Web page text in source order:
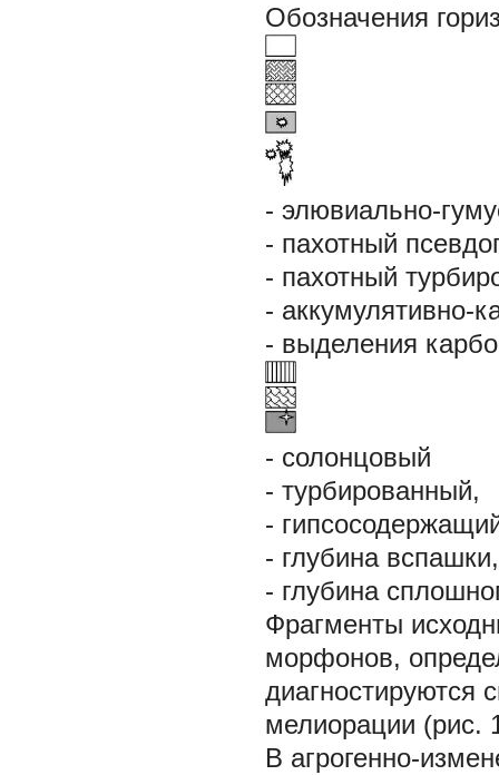
Обозначения
- элювиально-
- пахотный
- пахотный
- аккумулятивно-
- выделения
- солонцовый
- турбированный,
-
- глубина вспашки,
- глубина
Фрагменты
морфонов,
диагностируются
мелиорации (рис.
В агрогенно-